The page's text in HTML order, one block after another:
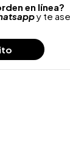
en línea?
y te